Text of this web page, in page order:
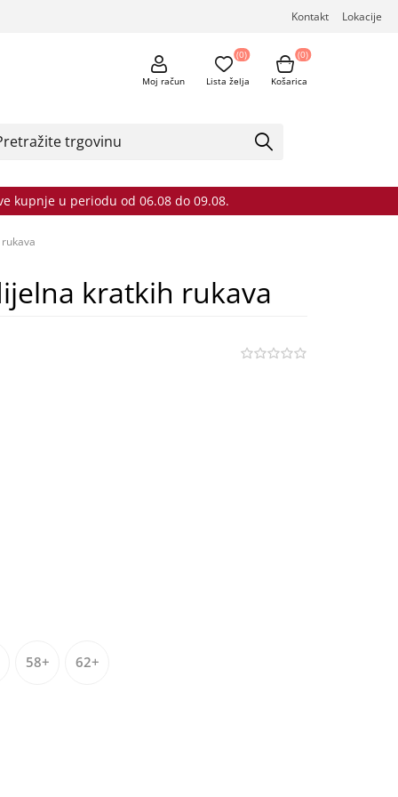
Kontakt Lokacije
Moj račun Lista želja
(0)
Košarica
(0)
kupnje u periodu od 06.08 do 09.08.
kratkih rukava
58+ 62+